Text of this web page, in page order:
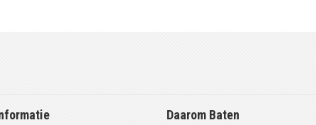
Daarom Baten